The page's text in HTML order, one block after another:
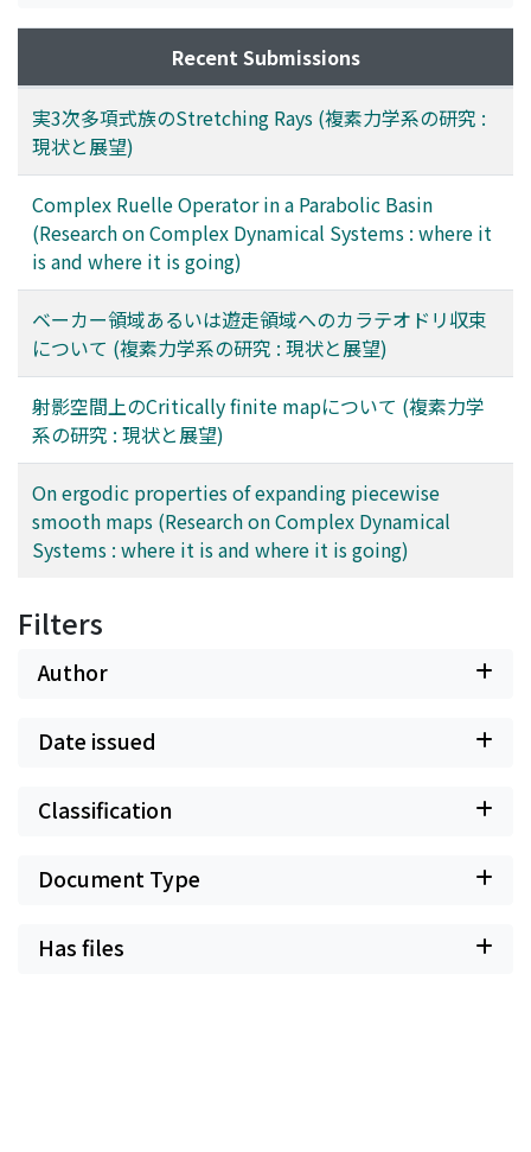
Recent Submissions
実3次多項式族のStretching Rays (複素力学系の研究 :
現状と展望)
Complex Ruelle Operator in a Parabolic Basin
(Research on Complex Dynamical Systems : where it
is and where it is going)
ベーカー領域あるいは遊走領域へのカラテオドリ収束
について (複素力学系の研究 : 現状と展望)
射影空間上のCritically finite mapについて (複素力学
系の研究 : 現状と展望)
On ergodic properties of expanding piecewise
smooth maps (Research on Complex Dynamical
Systems : where it is and where it is going)
Filters
Author
Date issued
Classification
Document Type
Has files